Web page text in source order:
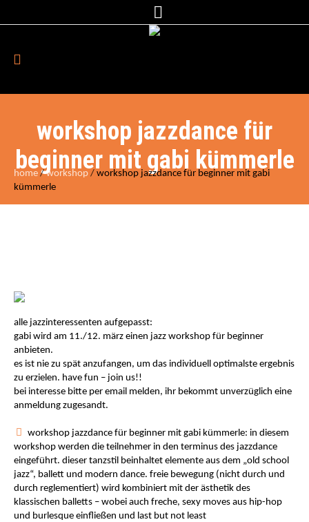
workshop jazzdance für
beginner mit gabi kümmerle
home /workshop / workshop jazzdance für beginner mit gabi
kümmerle
alle jazzinteressenten aufgepasst:
gabi wird am 11./12. märz einen jazz workshop für beginner
anbieten.
es ist nie zu spät anzufangen, um das individuell optimalste ergebnis
zu erzielen. have fun – join us!!
bei interesse bitte per email melden, ihr bekommt unverzüglich eine
anmeldung zugesandt.
workshop jazzdance für beginner mit gabi kümmerle: in diesem
workshop werden die teilnehmer in den terminus des jazzdance
eingeführt. dieser tanzstil beinhaltet elemente aus dem „old school
jazz“, ballett und modern dance. freie bewegung (nicht durch und
durch reglementiert) wird kombiniert mit der ästhetik des
klassischen balletts – wobei auch freche, sexy moves aus hip-hop
und burlesque einfließen und last but not least